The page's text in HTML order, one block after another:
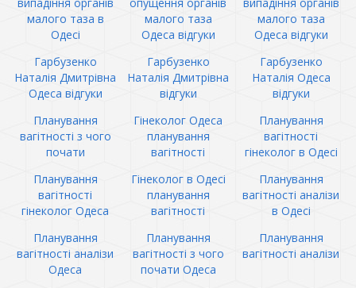
малого таза в
Одесі
малого таза
Одеса відгуки
малого таза
Одеса відгуки
Гарбузенко
Наталія Дмитрівна
Одеса відгуки
Гарбузенко
Наталія Дмитрівна
відгуки
Гарбузенко
Наталія Одеса
відгуки
Планування
вагітності з чого
почати
Гінеколог Одеса
планування
вагітності
Планування
вагітності
гінеколог в Одесі
Планування
вагітності
гінеколог Одеса
Гінеколог в Одесі
планування
вагітності
Планування
вагітності аналізи
в Одесі
Планування
вагітності аналізи
Одеса
Планування
вагітності з чого
почати Одеса
Планування
вагітності аналізи